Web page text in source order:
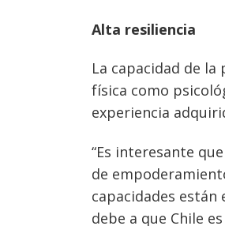
Alta resiliencia
La capacidad de
física como
experiencia
“Es interesante
de
capacidades
debe a que Chile